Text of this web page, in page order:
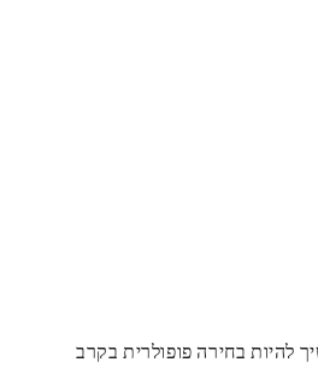
להיות בחירה פופולרית בקרב